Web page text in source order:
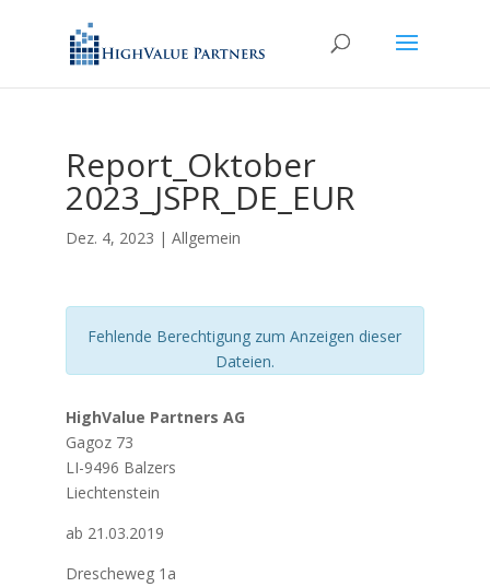
Report_Oktober
2023_JSPR_DE_EUR
Dez. 4, 2023 | Allgemein
Fehlende Berechtigung zum Anzeigen dieser
Dateien.
HighValue Partners AG
Gagoz 73
LI-9496 Balzers
Liechtenstein
ab 21.03.2019
Drescheweg 1a